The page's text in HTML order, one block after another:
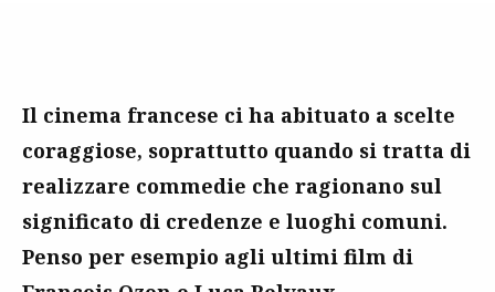
Il cinema francese ci ha abituato a scelte
coraggiose, soprattutto quando si tratta di
realizzare commedie che ragionano sul
significato di credenze e luoghi comuni.
Penso per esempio agli ultimi film di